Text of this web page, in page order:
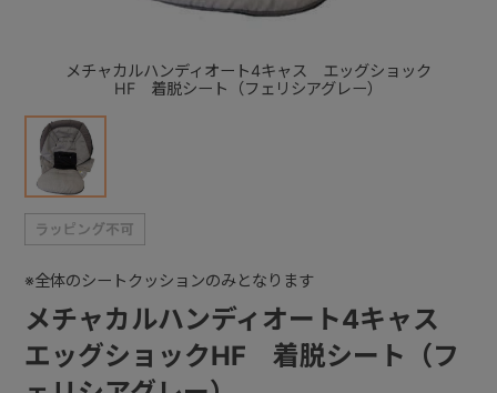
メチャカルハンディオート4キャス エッグショック
HF 着脱シート（フェリシアグレー）
メチャカルハンディオート4キャス
エッグショックHF 着脱シート（フ
※全体のシートクッションのみとなります